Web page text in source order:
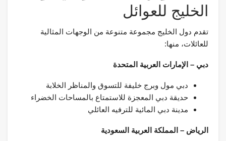
الخليج للعوائل
تقدم دول الخليج مجموعة متنوعة من الوجهات المثالية
للعائلات، منها:
دبي – الإمارات العربية المتحدة
دبي مول وبرج خليفة للتسوق والمناظر الخلابة
حديقة دبي المعجزة للاستمتاع بالمساحات الخضراء
مدينة دبي المائية للترفيه العائلي
الرياض – المملكة العربية السعودية